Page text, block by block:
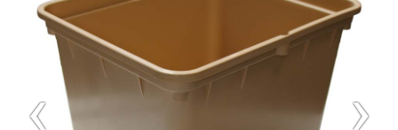
‹ ›